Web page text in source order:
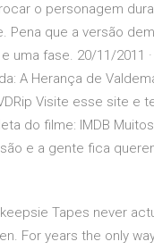
o personagem
Pena que a versão
uma fase. 20/11/2011
A Herança de
Visite esse site e
do filme: IMDB
e a gente fica
Tapes never
For years the only